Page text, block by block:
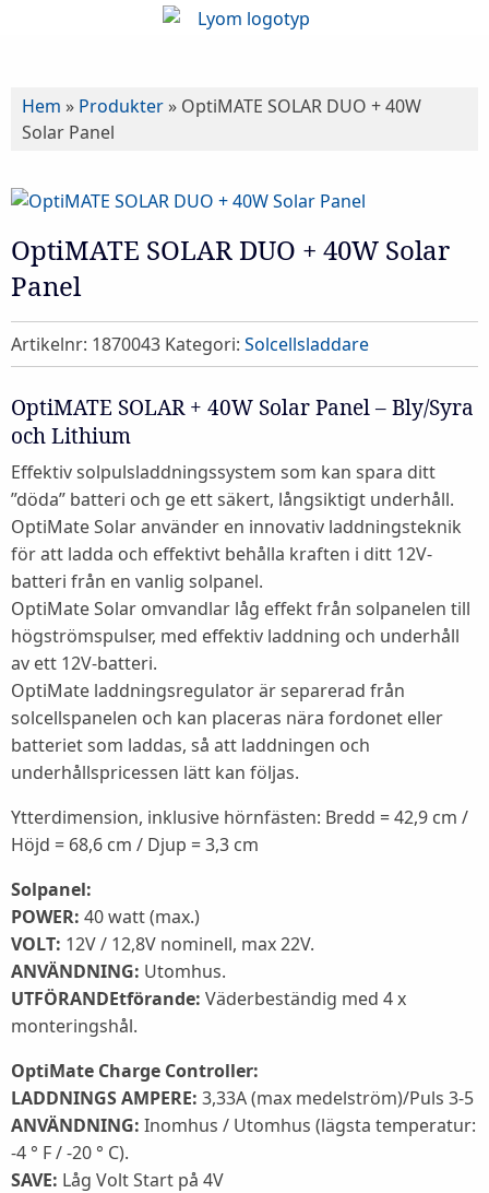
Hem » Produkter » OptiMATE SOLAR DUO + 40W
Solar Panel
OptiMATE SOLAR DUO + 40W Solar
Panel
Artikelnr: 1870043 Kategori: Solcellsladdare
OptiMATE SOLAR + 40W Solar Panel – Bly/Syra
och Lithium
Effektiv solpulsladdningssystem som kan spara ditt
”döda” batteri och ge ett säkert, långsiktigt underhåll.
OptiMate Solar använder en innovativ laddningsteknik
för att ladda och effektivt behålla kraften i ditt 12V-
batteri från en vanlig solpanel.
OptiMate Solar omvandlar låg effekt från solpanelen till
högströmspulser, med effektiv laddning och underhåll
av ett 12V-batteri.
OptiMate laddningsregulator är separerad från
solcellspanelen och kan placeras nära fordonet eller
batteriet som laddas, så att laddningen och
underhållspricessen lätt kan följas.
Ytterdimension, inklusive hörnfästen: Bredd = 42,9 cm /
Höjd = 68,6 cm / Djup = 3,3 cm
Solpanel:
POWER: 40 watt (max.)
VOLT: 12V / 12,8V nominell, max 22V.
ANVÄNDNING: Utomhus.
UTFÖRANDEtförande: Väderbeständig med 4 x
monteringshål.
OptiMate Charge Controller:
LADDNINGS AMPERE: 3,33A (max medelström)/Puls 3-5
ANVÄNDNING: Inomhus / Utomhus (lägsta temperatur:
-4 ° F / -20 ° C).
SAVE: Låg Volt Start på 4V